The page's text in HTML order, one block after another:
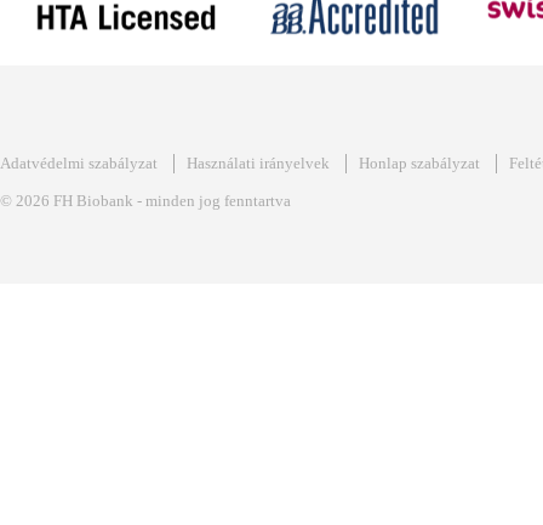
Adatvédelmi szabályzat Használati irányelvek Honlap szabályzat
© 2026 FH Biobank - minden jog fenntartva